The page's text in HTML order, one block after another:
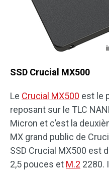
SSD Crucial MX500
Le Crucial MX500 est le
reposant sur le TLC
Micron et c’est la
MX grand public de
SSD Crucial MX500 est
2,5 pouces et M.2 2280.